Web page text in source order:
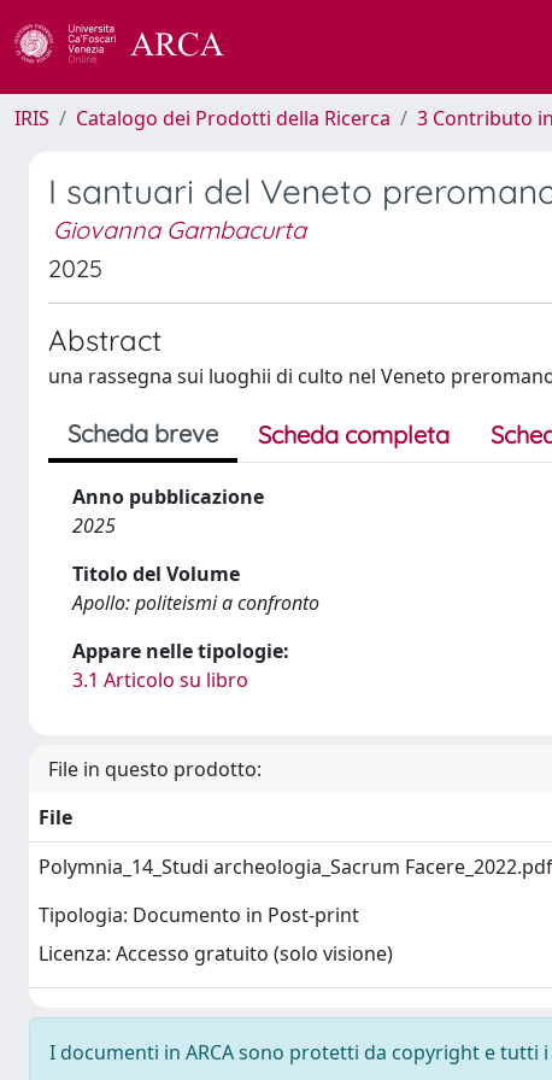
IRIS Catalogo dei Prodotti della Ricerca 3 Contributo
I santuari del Veneto
Giovanna Gambacurta
2025
Abstract
una rassegna sui luoghii di culto nel Veneto
Scheda breve Scheda completa
Anno pubblicazione
2025
Titolo del Volume
Apollo: politeismi a confronto
Appare nelle tipologie:
3.1 Articolo su libro
File in questo prodotto:
File
Polymnia_14_Studi archeologia_Sacrum Facere_2022.pdf
Tipologia: Documento in Post-print
Licenza: Accesso gratuito (solo visione)
I documenti in ARCA sono protetti da copyright e tutti